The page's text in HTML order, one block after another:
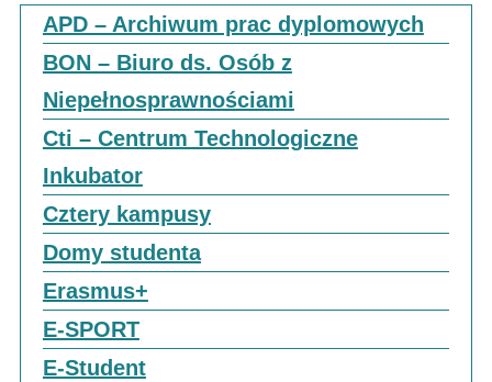
APD – Archiwum prac dyplomowych
BON – Biuro ds. Osób z
Niepełnosprawnościami
Cti – Centrum Technologiczne
Inkubator
Cztery kampusy
Domy studenta
Erasmus+
E-SPORT
E-Student